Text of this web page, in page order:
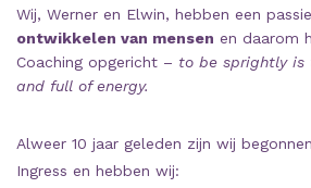
Wij, Werner en Elwin, hebben een
ontwikkelen van mensen en daarom
Coaching opgericht – to be sprightly is
and full of energy.
Alweer 10 jaar geleden zijn wij
Ingress en hebben wij: